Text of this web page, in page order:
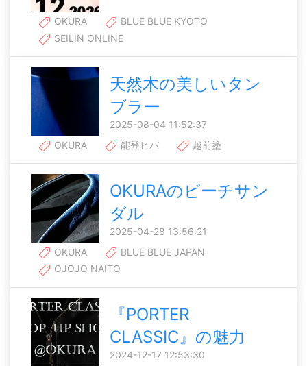
OKURA
BLUE BLUE KYOTO
SEILIN ONLINE
天然木の美しいタン
ブラー
2025-08-04 11:52:37
OKURA
能登ヒバ 越前塗
OKURAのビーチサン
ダル
2025-04-28 13:56:21
OKURA
BLUE BLUE JAPAN
OJOJO NAITO
『PORTER
CLASSIC』の魅力
2024-12-17 12:53:30